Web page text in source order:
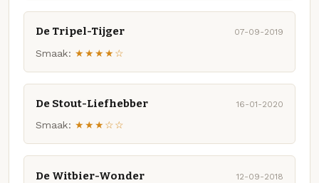
De Tripel-Tijger 07-09-2019
Smaak: ★★★★☆
De Stout-Liefhebber 16-01-2020
Smaak: ★★★☆☆
De Witbier-Wonder 12-09-2018